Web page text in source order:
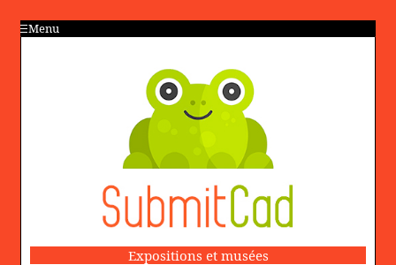
Menu
Expositions et musées